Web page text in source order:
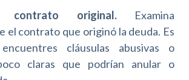
contrato original.Examina
el contrato que originó la deuda. Es
cláusulas abusivas o
claras que podrían anular o